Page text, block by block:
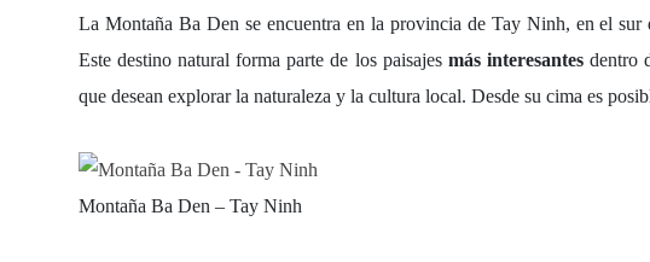
La Montaña Ba Den se encuentra en la provincia de Tay Ninh, en el
Este destino natural forma parte de los paisajes más interesantesdentro
que desean explorar la naturaleza y la cultura local. Desde su cima es
Montaña Ba Den – Tay Ninh